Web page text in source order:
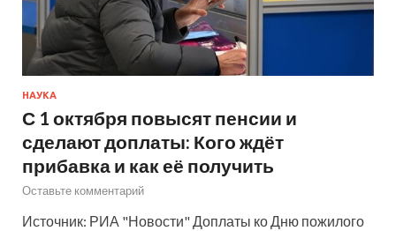
НАУКА
С 1 октября повысят пенсии и
сделают доплаты: Кого ждёт
прибавка и как её получить
Оставьте комментарий
Источник: РИА "Новости" Доплаты ко Дню пожилого